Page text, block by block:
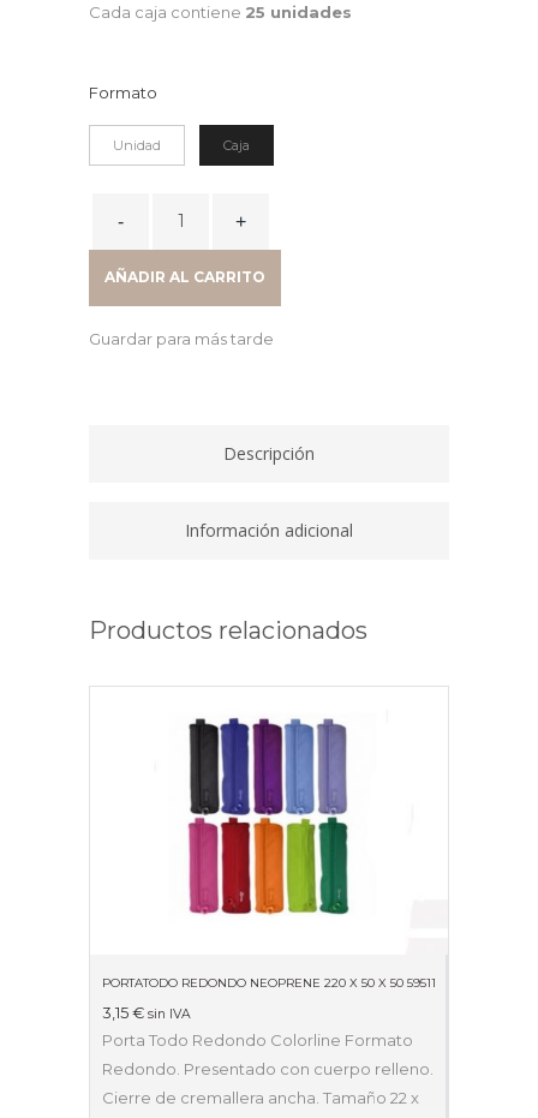
Cada caja contiene 25 unidades
Formato
Unidad Caja
NEGRO
AÑADIR AL CARRITO
Guardar para más tarde
Descripción
Información adicional
Productos relacionados
PORTATODO REDONDO NEOPRENE 220 X 50 X 50 59511
3,15 € sin IVA
Porta Todo Redondo Colorline Formato
Redondo. Presentado con cuerpo relleno.
Cierre de cremallera ancha. Tamaño 22 x